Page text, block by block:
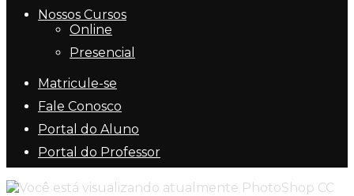
Nossos Cursos
Online
Presencial
Matricule-se
Fale Conosco
Portal do Aluno
Portal do Professor